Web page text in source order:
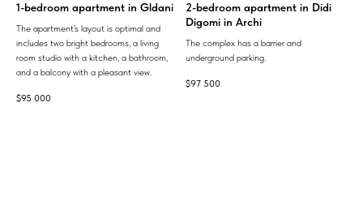
1-bedroom apartment in Gldani
The apartment's layout is optimal and
includes two bright bedrooms, a living
room studio with a kitchen, a bathroom,
and a balcony with a pleasant view.
$95 000
2-bedroom apartment in Didi
Digomi in Archi
The complex has a barrier and
underground parking.
$97 500